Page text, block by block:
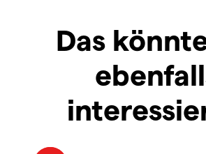
Das